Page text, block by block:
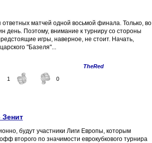
матчей одной восьмой финала. Только, во
день. Поэтому, внимание к турниру со стороны
игры, наверное, не стоит. Начать,
"Базеля"...
TheRed
1 0
будут участники Лиги Европы, которым
второго по значимости еврокубкового турнира